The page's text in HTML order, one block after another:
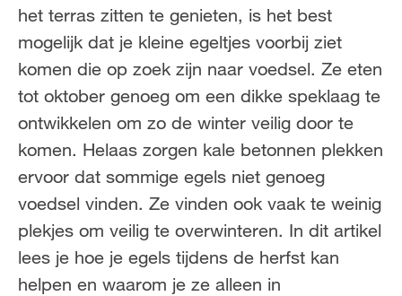
het terras zitten te genieten, is het best
mogelijk dat je kleine egeltjes voorbij ziet
komen die op zoek zijn naar voedsel. Ze eten
tot oktober genoeg om een dikke speklaag te
ontwikkelen om zo de winter veilig door te
komen. Helaas zorgen kale betonnen plekken
ervoor dat sommige egels niet genoeg
voedsel vinden. Ze vinden ook vaak te weinig
plekjes om veilig te overwinteren. In dit artikel
lees je hoe je egels tijdens de herfst kan
helpen en waarom je ze alleen in